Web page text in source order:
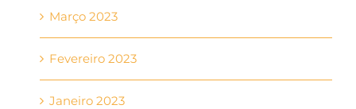
Março 2023
Fevereiro 2023
Janeiro 2023